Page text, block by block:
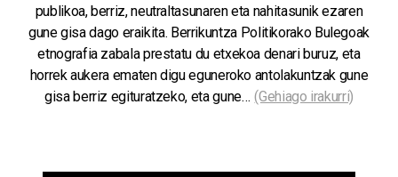
publikoa, berriz, neutraltasunaren eta nahitasunik ezaren
gune gisa dago eraikita. Berrikuntza Politikorako Bulegoak
etnografia zabala prestatu du etxekoa denari buruz, eta
horrek aukera ematen digu eguneroko antolakuntzak gune
gisa berriz egituratzeko, eta gune… (Gehiago irakurri)